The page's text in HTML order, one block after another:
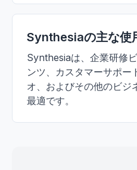
Synthesiaの主な使
Synthesiaは、企業研修
ンツ、カスタマーサポー
オ、およびその他のビジ
最適です。